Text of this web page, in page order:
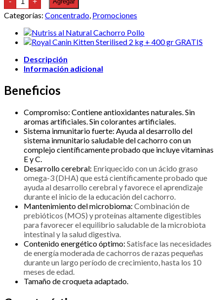
Canin
Mini
Puppy
800
gr
+
Puppy
150
GRATIS
y
Para
Cachorros
cantidad
Categorías: Concentrado, Promociones
Descripción
Información adicional
Beneficios
Compromiso: Contiene antioxidantes naturales. Sin
aromas artificiales. Sin colorantes artificiales.
Sistema inmunitario fuerte: Ayuda al desarrollo del
sistema inmunitario saludable del cachorro con un
complejo científicamente probado que incluye vitaminas
E y C.
Desarrollo cerebral: Enriquecido con un ácido graso
omega-3 (DHA) que está científicamente probado que
ayuda al desarrollo cerebral y favorece el aprendizaje
durante el inicio de la educación del cachorro.
Mantenimiento del microbioma: Combinación de
prebióticos (MOS) y proteínas altamente digestibles
para favorecer el equilibrio saludable de la microbiota
intestinal y la salud digestiva.
Contenido energético óptimo: Satisface las necesidades
de energía moderada de cachorros de razas pequeñas
durante un largo período de crecimiento, hasta los 10
meses de edad.
Tamaño de croqueta adaptado.